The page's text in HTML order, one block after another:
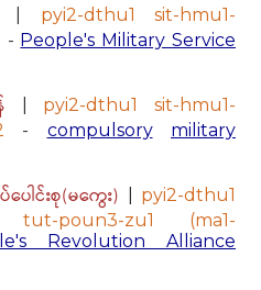
pyi2-dthu1 sit-hmu1-
- People's Military Service
pyi2-dthu1 sit-hmu1-
- compulsory
military
ါင်းစု(မကွေး)
pyi2-dthu1
tut-poun3-zu1 (ma1-
Revolution Alliance